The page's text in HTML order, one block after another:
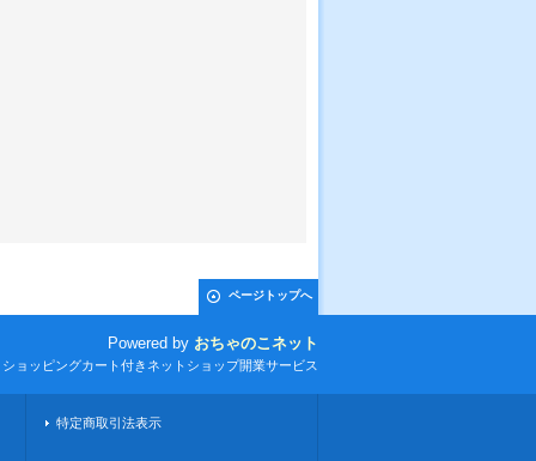
ページトップへ
Powered by おちゃのこネット
ョッピングカート付きネットショップ開業サービス
特定商取引法表示